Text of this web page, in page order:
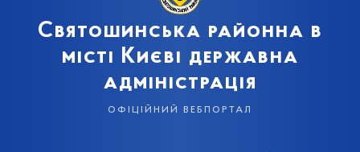
Святошинська районна в
місті Києві державна
адміністрація
офіційний вебпортал